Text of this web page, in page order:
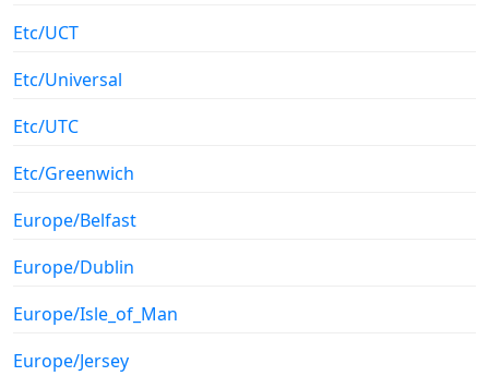
Etc/UCT
Etc/Universal
Etc/UTC
Etc/Greenwich
Europe/Belfast
Europe/Dublin
Europe/Isle_of_Man
Europe/Jersey